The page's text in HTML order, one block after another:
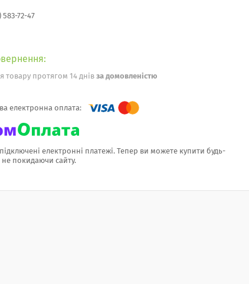
583-72-47
товару протягом 14 днів за домовленістю
електронні платежі. Тепер ви можете купити будь-
покидаючи сайту.